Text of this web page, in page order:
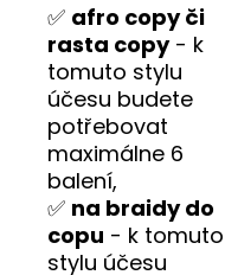
✅ afro copy či
rasta copy- k
tomuto stylu
účesu budete
potřebovat
maximálne 6
balení,
✅ na braidy do
copu - k tomuto
stylu účesu